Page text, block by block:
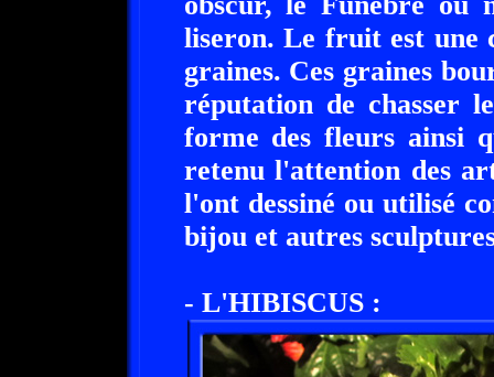
liseron. Le fruit est une
graines. Ces graines
réputation de chasser
forme des fleurs ainsi
retenu l'attention des
l'ont dessiné ou utilisé
bijou et autres
- L'HIBISCUS :